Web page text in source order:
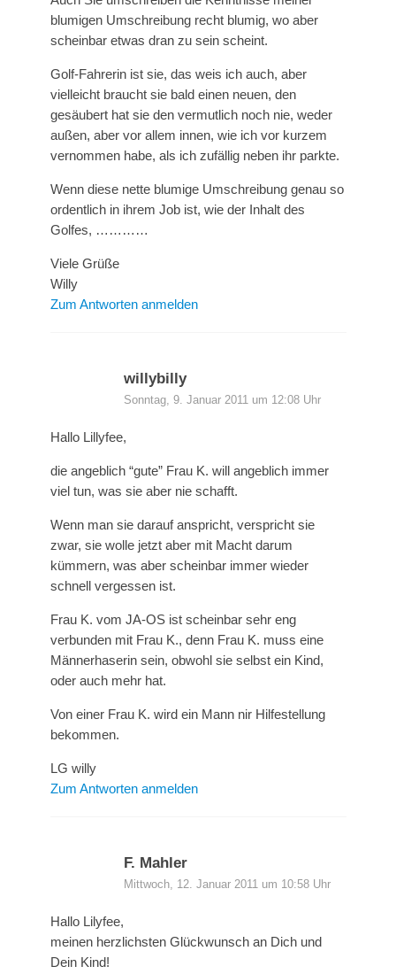
blumigen Umschreibung recht blumig, wo aber
scheinbar etwas dran zu sein scheint.
Golf-Fahrerin ist sie, das weis ich auch, aber
vielleicht braucht sie bald einen neuen, den
gesäubert hat sie den vermutlich noch nie, weder
außen, aber vor allem innen, wie ich vor kurzem
vernommen habe, als ich zufällig neben ihr parkte.
Wenn diese nette blumige Umschreibung genau so
ordentlich in ihrem Job ist, wie der Inhalt des
Golfes, …………
Viele Grüße
Willy
Zum Antworten anmelden
willybilly
Sonntag, 9. Januar 2011 um 12:08 Uhr
Hallo Lillyfee,
die angeblich “gute” Frau K. will angeblich immer
viel tun, was sie aber nie schafft.
Wenn man sie darauf anspricht, verspricht sie
zwar, sie wolle jetzt aber mit Macht darum
kümmern, was aber scheinbar immer wieder
schnell vergessen ist.
Frau K. vom JA-OS ist scheinbar sehr eng
verbunden mit Frau K., denn Frau K. muss eine
Männerhaserin sein, obwohl sie selbst ein Kind,
oder auch mehr hat.
Von einer Frau K. wird ein Mann nir Hilfestellung
bekommen.
LG willy
Zum Antworten anmelden
F. Mahler
Mittwoch, 12. Januar 2011 um 10:58 Uhr
Hallo Lilyfee,
meinen herzlichsten Glückwunsch an Dich und
Dein Kind!